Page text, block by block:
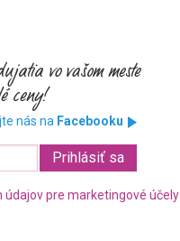
nás na Facebooku
pre marketingové účely